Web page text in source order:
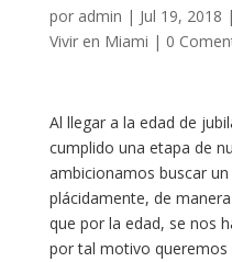
por admin | Jul 19, 2018 |
Vivir en Miami | 0
Al llegar a la edad de
cumplido una etapa de
ambicionamos buscar
plácidamente, de
que por la edad, se nos
por tal motivo queremos